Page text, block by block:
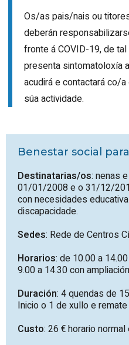
Os/as pais/nais ou
deberán
fronte á COVID-19, de
presenta sintomatoloxía
acudirá e contactará co/
súa actividade.
Benestar social
Destinatarias/os: nenas
01/01/2008 e o 31/12/
con necesidades
discapacidade.
Sedes: Rede de Centros
Horarios: de 10.00 a
9.00 a 14.30 con
Duración: 4 quendas de
Inicio o 1 de xullo e
Custo: 26 € horario